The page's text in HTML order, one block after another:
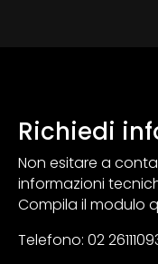
Richiedi
Non esitare a
informazioni
Compila il modulo
Telefono: 02